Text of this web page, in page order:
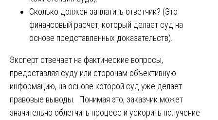
Сколько должен заплатить ответчик? (Это
финансовый расчет, который делает суд на
основе представленных доказательств).
Эксперт отвечает на фактические вопросы,
предоставляя суду или сторонам объективную
информацию, на основе которой суд уже делает
правовые выводы. Понимая это, заказчик может
значительно облегчить процесс и ускорить получение